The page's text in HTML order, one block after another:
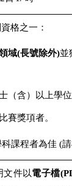
格之一：
域(長號除外)並
（含）以上學
賽獎項者。
課程者為佳 (
文件以電子檔